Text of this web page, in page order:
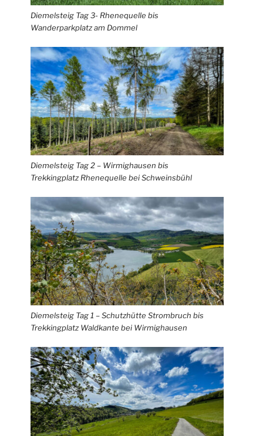
Diemelsteig Tag 3- Rhenequelle bis
Wanderparkplatz am Dommel
Diemelsteig Tag 2 – Wirmighausen bis
Trekkingplatz Rhenequelle bei Schweinsbühl
Diemelsteig Tag 1 – Schutzhütte Strombruch bis
Trekkingplatz Waldkante bei Wirmighausen